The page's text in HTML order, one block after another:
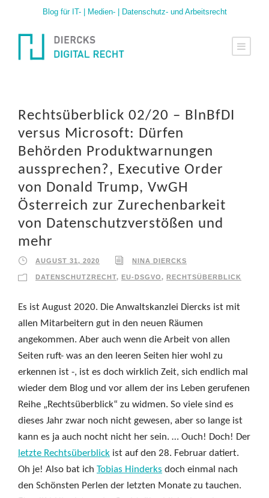
Blog für IT- | Medien- | Datenschutz- und Arbeitsrecht
Rechtsüberblick 02/20 – BlnBfDI
versus Microsoft: Dürfen
Behörden Produktwarnungen
aussprechen?, Executive Order
von Donald Trump, VwGH
Österreich zur Zurechenbarkeit
von Datenschutzverstößen und
mehr
AUGUST 31, 2020 NINA DIERCKS
DATENSCHUTZRECHT, EU-DSGVO, RECHTSÜBERBLICK
Es ist August 2020. Die Anwaltskanzlei Diercks ist mit
allen Mitarbeitern gut in den neuen Räumen
angekommen. Aber auch wenn die Arbeit von allen
Seiten ruft- was an den leeren Seiten hier wohl zu
erkennen ist -, ist es doch wirklich Zeit, sich endlich mal
wieder dem Blog und vor allem der ins Leben gerufenen
Reihe „Rechtsüberblick“ zu widmen. So viele sind es
dieses Jahr zwar noch nicht gewesen, aber so lange ist
kann es ja auch nocht nicht her sein. … Ouch! Doch! Der
letzte Rechtsüberblick ist auf den 28. Februar datiert.
Oh je! Also bat ich Tobias Hinderks doch einmal nach
den Schönsten Perlen der letzten Monate zu tauchen.